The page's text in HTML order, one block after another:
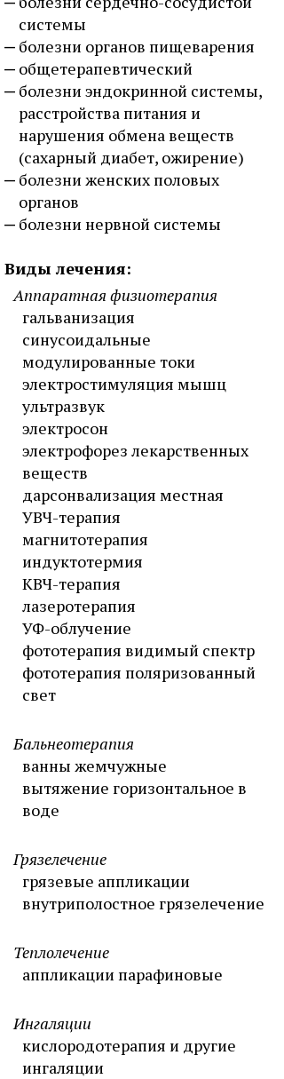
системы
болезни органов пищеварения
общетерапевтический
болезни эндокринной системы,
расстройства питания и
нарушения обмена веществ
(сахарный диабет, ожирение)
болезни женских половых
органов
болезни нервной системы
Виды лечения:
Аппаратная физиотерапия
гальванизация
синусоидальные
модулированные токи
электростимуляция мышц
ультразвук
электросон
электрофорез лекарственных
веществ
дарсонвализация местная
УВЧ-терапия
магнитотерапия
индуктотермия
КВЧ-терапия
лазеротерапия
УФ-облучение
фототерапия видимый спектр
фототерапия поляризованный
свет
Бальнеотерапия
ванны жемчужные
вытяжение горизонтальное в
воде
Грязелечение
грязевые аппликации
внутриполостное грязелечение
Теплолечение
аппликации парафиновые
Ингаляции
кислородотерапия и другие
ингаляции